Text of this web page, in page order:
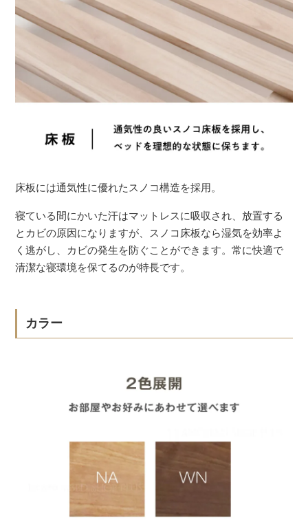
床板には通気性に優れたスノコ構造を採用。
寝ている間にかいた汗はマットレスに吸収され、放置する
とカビの原因になりますが、スノコ床板なら湿気を効率よ
く逃がし、カビの発生を防ぐことができます。常に快適で
清潔な寝環境を保てるのが特長です。
カラー